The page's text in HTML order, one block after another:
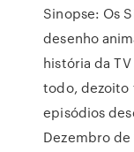
Sinopse: Os
desenho
história da
todo, dezoito
episódios
Dezembro